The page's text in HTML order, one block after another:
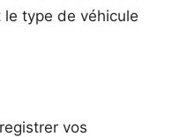
type de véhicule
vos